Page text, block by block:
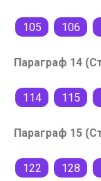
105 106
Параграф 14
114 115
Параграф 15
122 128